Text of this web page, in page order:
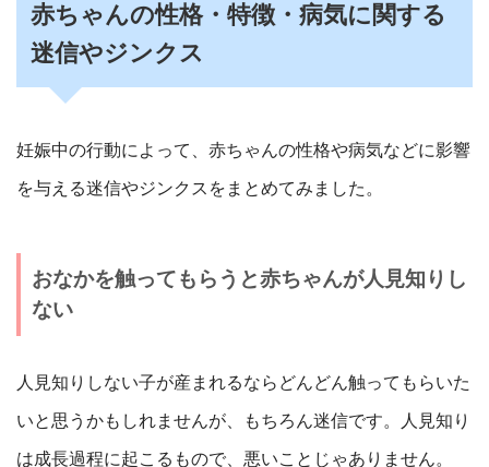
赤ちゃんの性格・特徴・病気に関する
迷信やジンクス
妊娠中の行動によって、赤ちゃんの性格や病気などに影響
を与える迷信やジンクスをまとめてみました。
おなかを触ってもらうと赤ちゃんが人見知りし
ない
人見知りしない子が産まれるならどんどん触ってもらいた
いと思うかもしれませんが、もちろん迷信です。人見知り
は成長過程に起こるもので、悪いことじゃありません。